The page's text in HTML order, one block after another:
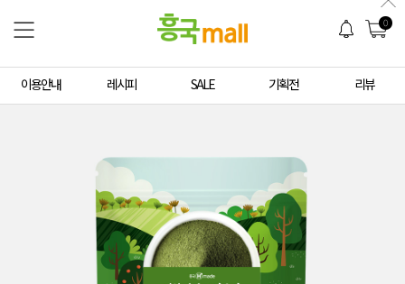
0
이용안내 레시피 SALE 기획전 리뷰